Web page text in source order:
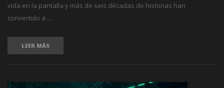
vida en la pantalla y más de seis décadas de historias han
convertido a ...
LEER MÁS